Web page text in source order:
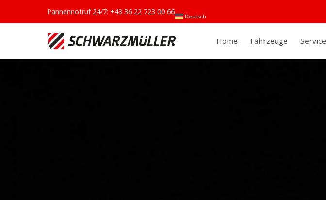
Deutsch
Pannennotruf 24/7: +43 36 22 723 00 66
Home Fahrzeuge Service